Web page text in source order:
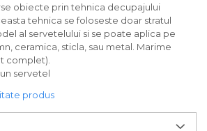
obiecte prin tehnica decupajului
tehnica se foloseste doar stratul
al servetelului si se poate aplica pe
ceramica, sticla, sau metal. Marime
complet).
servetel
produs